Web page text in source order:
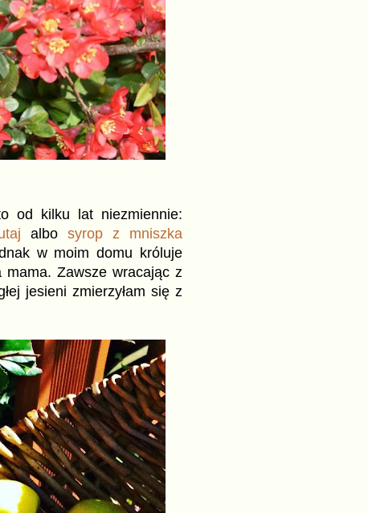
od kilku lat niezmiennie:
albo syrop z mniszka
w moim domu króluje
Zawsze wracając z
jesieni zmierzyłam się z